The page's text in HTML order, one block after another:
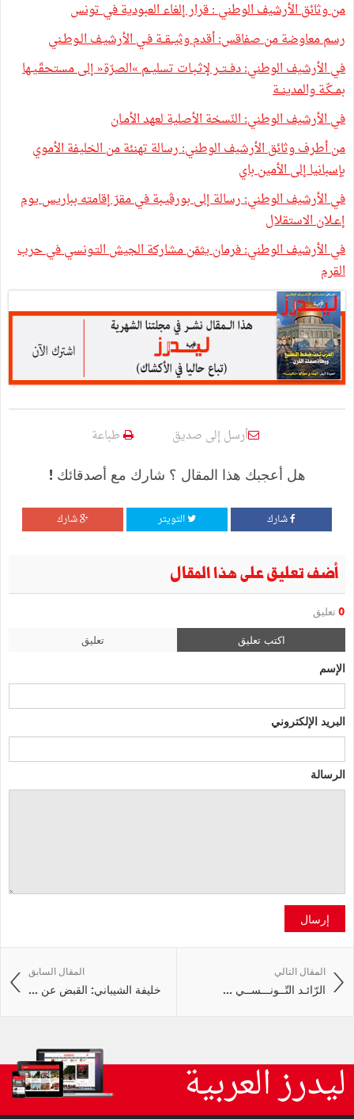
من وثائق الأرشيف الوطني : قرار إلغاء العبودية في تونس
رسم معاوضة من صفاقس: أقدم وثيــقــة فـي الأرشيـف الـوطـني
في الأرشيف الوطني: دفــتــر لإثـبـات تسليــم »الصرّة« إلى مستحقّـيـها
بمــكّـة والمدينــة
في الأرشيف الوطني: النّسخة الأصلية لعهد الأمـان
من أطرف وثائق الأرشيف الوطني: رسالة تهنئة من الخليفة الأموي
بإسبانيا إلى الأمين باي
في الأرشيف الوطني: رسالة إلى بورڤيـبة في مقرّ إقامته بباريس يوم
إعـلان الاستقلال
في الأرشيف الوطني: فرمان يثمّن مشاركة الجيش التـونسي في حرب
القرم
أرسل إلى صديق طباعة
هل أعجبك هذا المقال ؟ شارك مع أصدقائك !
شارك التويتر شارك
أضف تعليق على هذا المقال
0 تعليق
اكتب تعليق تعليق
الإسم
البريد الإلكتروني
الرسالة
إرسال
المقال السابق
خليفة الشيباني: القبض عن ...
المقال التالي
الرّائـد التّــونـــســي ...
ليدرز العربية